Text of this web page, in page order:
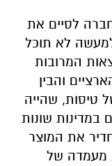
לסיים את
לא תוכל
המרובות
והבין
טיסות, שהייה
במדינות שונות
את המוצר
מעמדה של